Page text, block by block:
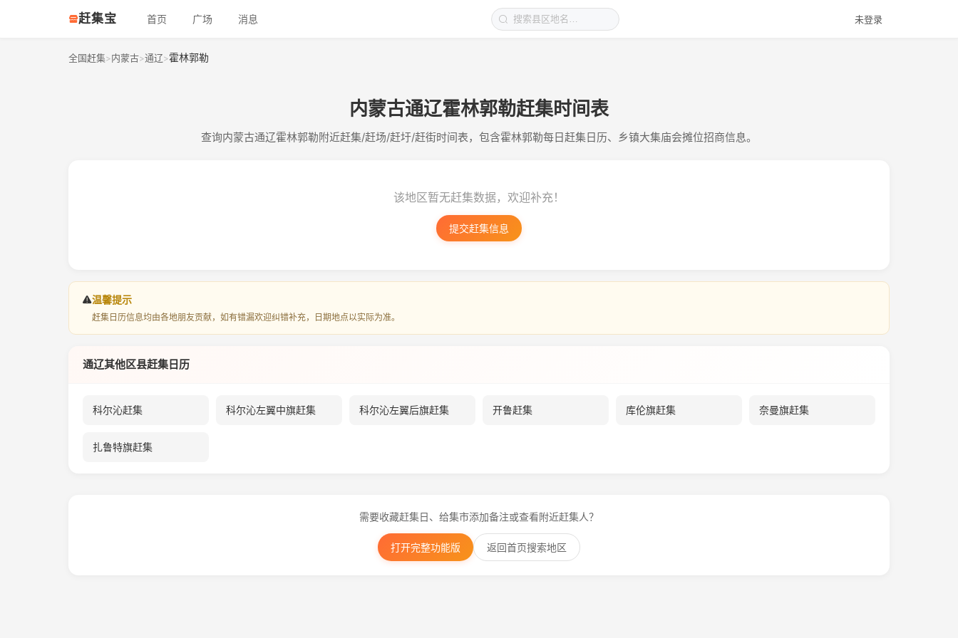
赶集宝 首页 广场 消息 未登录
全国赶集>内蒙古>通辽>霍林郭勒
内蒙古通辽霍林郭勒赶集时间表
查询内蒙古通辽霍林郭勒附近赶集/赶场/赶圩/赶街时间表，包含霍林郭勒每日赶集日历、乡镇大集庙会摊位招商信息。
该地区暂无赶集数据，欢迎补充！
提交赶集信息
温馨提示
赶集日历信息均由各地朋友贡献，如有错漏欢迎纠错补充，日期地点以实际为准。
通辽其他区县赶集日历
科尔沁赶集 科尔沁左翼中旗赶集 科尔沁左翼后旗赶集 开鲁赶集 库伦旗赶集 奈曼旗赶集
扎鲁特旗赶集
需要收藏赶集日、给集市添加备注或查看附近赶集人？
打开完整功能版 返回首页搜索地区